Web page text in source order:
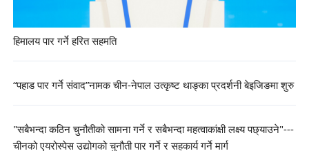
हिमालय पार गर्ने हरित सहमति
“पहाड पार गर्ने संवाद”नामक चीन-नेपाल उत्कृष्ट थाङ्का प्रदर्शनी बेइजिङमा शुरु
"सबैभन्दा कठिन चुनौतीको सामना गर्ने र सबैभन्दा महत्वाकांक्षी लक्ष्य पछ्याउने"---
चीनको एयरोस्पेस उद्योगको चुनौती पार गर्ने र सहकार्य गर्ने मार्ग